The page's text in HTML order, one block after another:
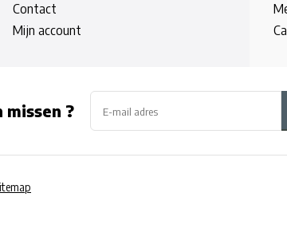
Contact
Mijn account
?